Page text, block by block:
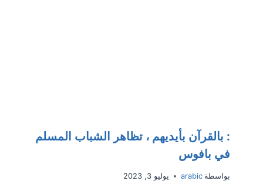
: بالقرآن بأيديهم ، تظاهر الشباب المسلم
في بافوس
بواسطة arabic يوليو 3, 2023